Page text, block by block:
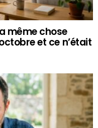
même chose
et ce n’était